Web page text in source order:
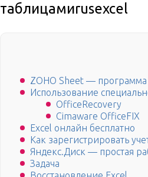
таблицамиrusexcel
ZOHO Sheet — программа
Использование
OfficeRecovery
Cimaware OfficeFIX
Excel онлайн бесплатно
Как зарегистрировать
Яндекс.Диск — простая
Задача